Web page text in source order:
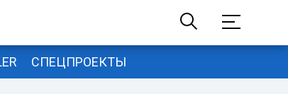
СПЕЦПРОЕКТЫ